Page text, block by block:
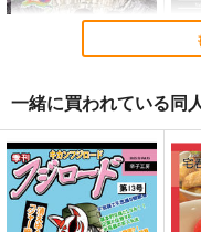
戦艦の砲台 ～海から
陸へ！レーザー測量で
蘇る巨大地下空間・壱
岐要塞の全貌
さざなみ壊変
砲
国
一緒に買われている同